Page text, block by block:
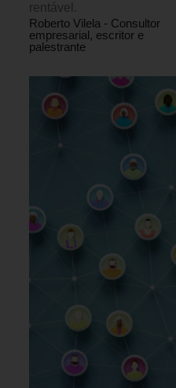
rentável.
Roberto Vilela - Consultor
empresarial, escritor e
palestrante